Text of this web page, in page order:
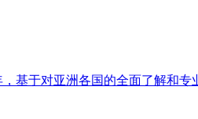
基于对亚洲各国的全面了解和